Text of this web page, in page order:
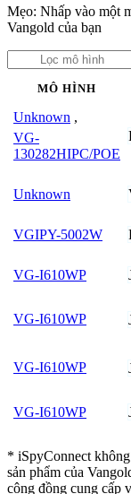
Mẹo: Nhấp vào một
Vangold của bạn
MÔ HÌNH
Unknown ,
VG-
130282HIPC/POE
Unknown
VGIPY-5002W
VG-I610WP
VG-I610WP
VG-I610WP
VG-I610WP
* iSpyConnect
sản phẩm của
cộng đồng cung cấp